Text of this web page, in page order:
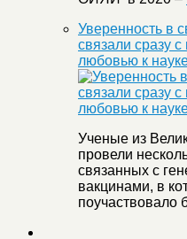
Уверенность в
связали сразу
любовью к
Ученые из
провели
связанных с
вакцинами, в
поучаствовало